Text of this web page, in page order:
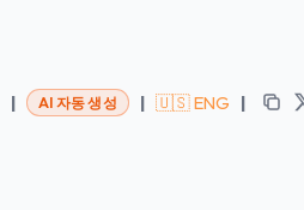
| AI 자동 생성 | 🇺🇸 ENG |